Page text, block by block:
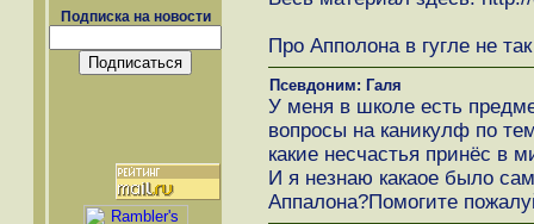
Подписка на новости
Про Апполона в гугле не
Псевдоним: Галя
У меня в школе есть
вопросы на каникулф по
какие несчастья принёс в
И я незнаю какаое было
Аппалона?Помогите